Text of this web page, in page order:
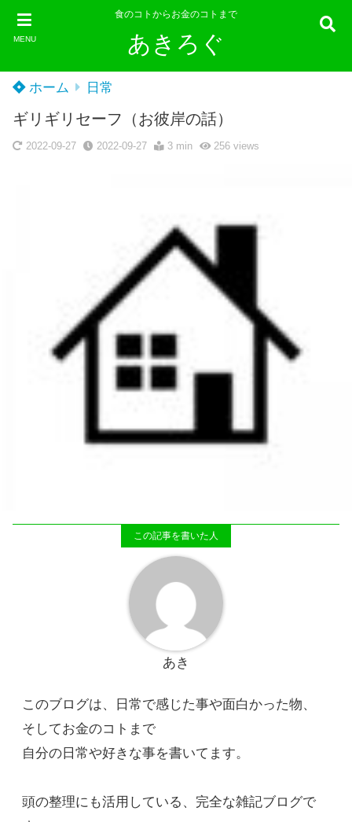
MENU
食のコトからお金のコトまで
あきろぐ
ホーム 日常
ギリギリセーフ（お彼岸の話）
2022-09-27 2022-09-27 3 min 256views
あき
このブログは、日常で感じた事や面白かった物、
そしてお金のコトまで
自分の日常や好きな事を書いてます。
頭の整理にも活用している、完全な雑記ブログで